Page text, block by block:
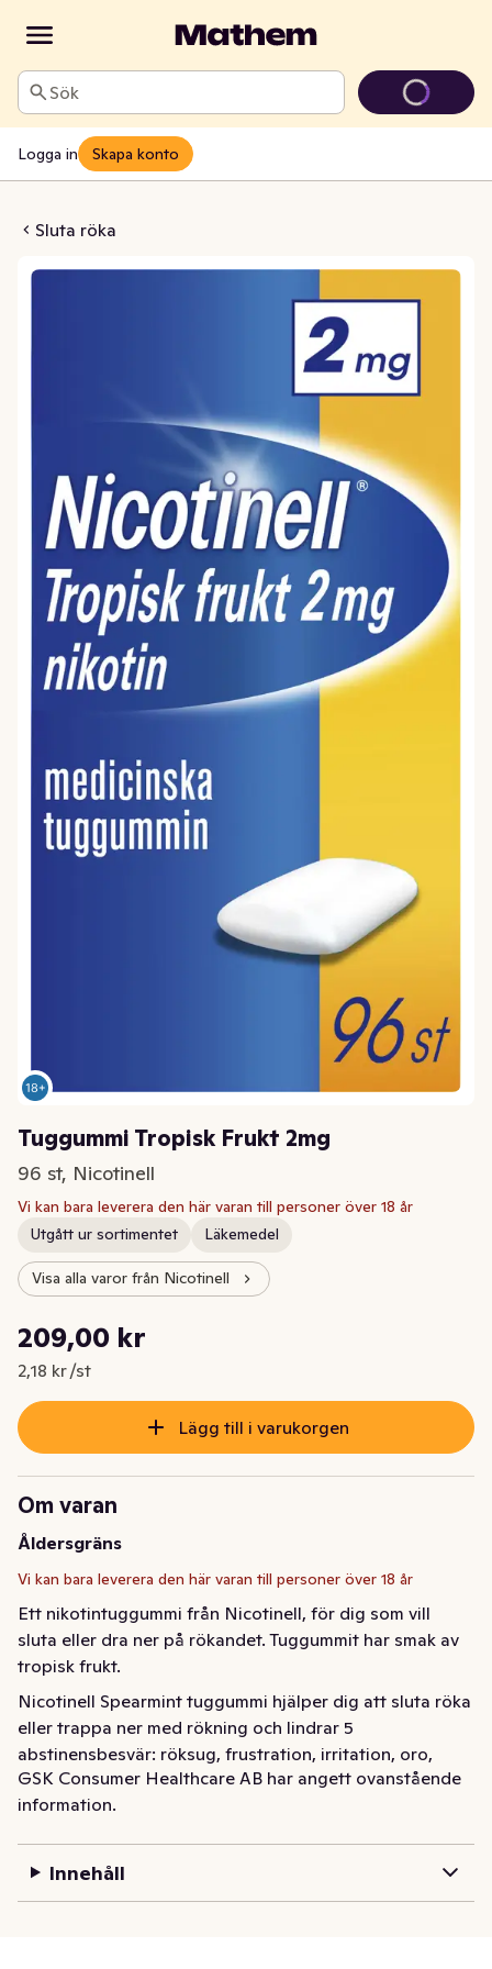
Sök
Logga in Skapa konto
Sluta röka
Frukt 2mg
Tuggummi Tropisk Frukt 2mg
96 st, Nicotinell
Vi kan bara leverera den här varan till personer över 18 år
Utgått ur sortimentet
Läkemedel
Visa alla varor från Nicotinell
Nuvarande pris är: 209,00 kr
209,00 kr
2,18 kr /st
Styckpris: 2,18 kr /st
Lägg till i varukorgen
Om varan
Åldersgräns
Vi kan bara leverera den här varan till personer över 18 år
Ett nikotintuggummi från Nicotinell, för dig som vill
sluta eller dra ner på rökandet. Tuggummit har smak av
tropisk frukt.
Nicotinell Spearmint tuggummi hjälper dig att sluta röka
eller trappa ner med rökning och lindrar 5
abstinensbesvär: röksug, frustration, irritation, oro,
rastlöshet. Ett tuggummi som hjälper mot rök-och
nikotinsuget när du är på språng: • God smak av tropisk
Nicotinell depotplåster • Sockerfritt Det finns fyra enkla
GSK Consumer Healthcare AB har angett ovanstående
information.
Innehåll